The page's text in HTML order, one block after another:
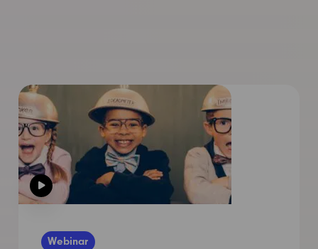
Webinar